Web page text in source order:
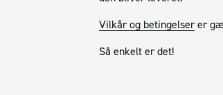
Vilkår og betingelserer
Så enkelt er det!